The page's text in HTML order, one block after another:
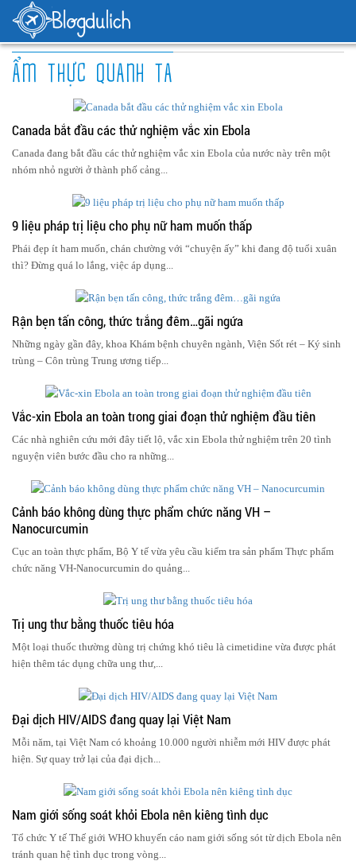
ẨM THỰC QUANH TA
Canada bắt đầu các thử nghiệm vắc xin Ebola
Canada đang bắt đầu các thử nghiệm vắc xin Ebola của nước này trên một
nhóm nhỏ người ở thành phố cảng...
9 liệu pháp trị liệu cho phụ nữ ham muốn thấp
Phái đẹp ít ham muốn, chán chường với “chuyện ấy” khi đang độ tuổi xuân
thì? Đừng quá lo lắng, việc áp dụng...
Rận bẹn tấn công, thức trắng đêm…gãi ngứa
Những ngày gần đây, khoa Khám bệnh chuyên ngành, Viện Sốt rét – Ký sinh
trùng – Côn trùng Trung ương tiếp...
Vắc-xin Ebola an toàn trong giai đoạn thử nghiệm đầu tiên
Các nhà nghiên cứu mới đây tiết lộ, vắc xin Ebola thử nghiệm trên 20 tình
nguyện viên bước đầu cho ra những...
Cảnh báo không dùng thực phẩm chức năng VH –
Nanocurcumin
Cục an toàn thực phẩm, Bộ Y tế vừa yêu cầu kiểm tra sản phẩm Thực phẩm
chức năng VH-Nanocurcumin do quảng...
Trị ung thư bằng thuốc tiêu hóa
Một loại thuốc thường dùng trị chứng khó tiêu là cimetidine vừa được phát
hiện thêm tác dụng chữa ung thư,...
Đại dịch HIV/AIDS đang quay lại Việt Nam
Mỗi năm, tại Việt Nam có khoảng 10.000 người nhiễm mới HIV được phát
hiện. Sự quay trở lại của đại dịch...
Nam giới sống soát khỏi Ebola nên kiêng tình dục
Tổ chức Y tế Thế giới WHO khuyến cáo nam giới sống sót từ dịch Ebola nên
tránh quan hệ tình dục trong vòng...